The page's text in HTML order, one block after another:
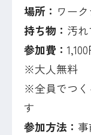
場所： ワー
持ち物： 汚
参加費：
※大人無料
※全員でつく
す
参加方法：